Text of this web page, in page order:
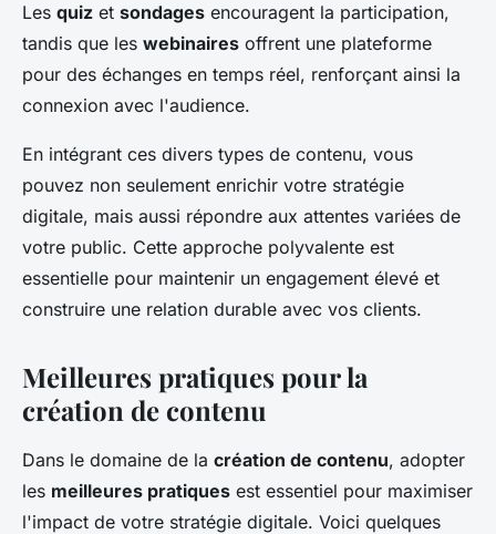
Les quiz et sondages encouragent la participation,
tandis que les webinaires offrent une plateforme
pour des échanges en temps réel, renforçant ainsi la
connexion avec l'audience.
En intégrant ces divers types de contenu, vous
pouvez non seulement enrichir votre stratégie
digitale, mais aussi répondre aux attentes variées de
votre public. Cette approche polyvalente est
essentielle pour maintenir un engagement élevé et
construire une relation durable avec vos clients.
Meilleures pratiques pour la
création de contenu
Dans le domaine de la création de contenu, adopter
les meilleures pratiques est essentiel pour maximiser
l'impact de votre stratégie digitale. Voici quelques